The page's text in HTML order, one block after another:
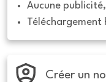
Aucune
Téléchargement
Créer un